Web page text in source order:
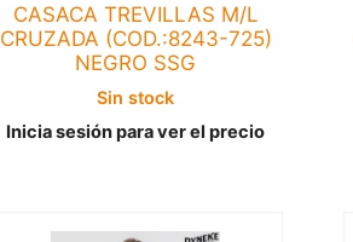
CASACA TREVILLAS M/L
CRUZADA (COD.:8243-725)
NEGRO SSG
Sin stock
Inicia sesión para ver el precio